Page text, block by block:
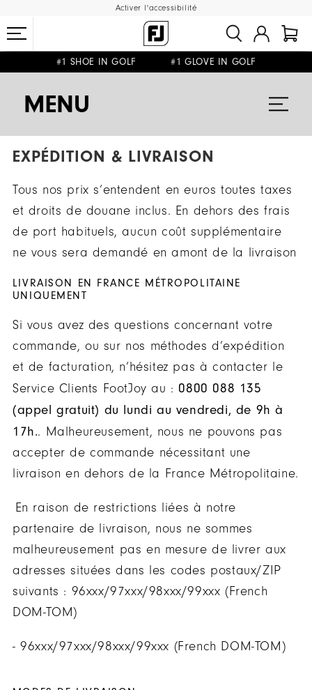
Activer l'accessibilité
#1 SHOE IN GOLF #1 GLOVE IN GOLF
MENU
EXPÉDITION & LIVRAISON
Tous nos prix s’entendent en euros toutes taxes
et droits de douane inclus. En dehors des frais
de port habituels, aucun coût supplémentaire
ne vous sera demandé en amont de la livraison
LIVRAISON EN FRANCE MÉTROPOLITAINE
UNIQUEMENT
Si vous avez des questions concernant votre
commande, ou sur nos méthodes d’expédition
et de facturation, n’hésitez pas à contacter le
Service Clients FootJoy au : 0800 088 135
(appel gratuit) du lundi au vendredi, de 9h à
17h.. Malheureusement, nous ne pouvons pas
accepter de commande nécessitant une
livraison en dehors de la France Métropolitaine.
En raison de restrictions liées à notre
partenaire de livraison, nous ne sommes
malheureusement pas en mesure de livrer aux
adresses situées dans les codes postaux/ZIP
suivants : 96xxx/97xxx/98xxx/99xxx (French
DOM-TOM)
- 96xxx/97xxx/98xxx/99xxx (French DOM-TOM)